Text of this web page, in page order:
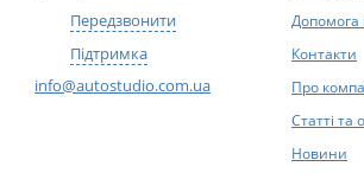
Передзвонити
Підтримка
info@autostudio.com.ua
Контакти
Про
Статті та
Новини